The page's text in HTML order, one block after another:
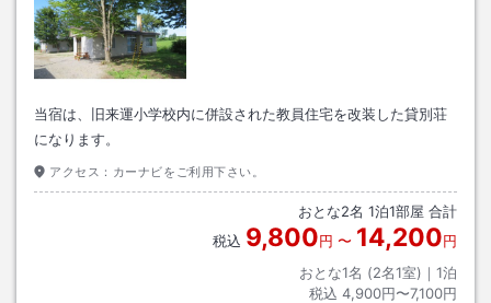
当宿は、旧来運小学校内に併設された教員住宅を改装した貸別荘
になります。
アクセス： カーナビをご利用下さい。
おとな2名 1泊1部屋 合計
税込 9,800円 〜 14,200円
おとな1名 (2名1室)｜ 1泊
税込 4,900円〜7,100円